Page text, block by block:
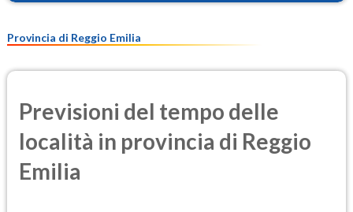
Provincia di Reggio Emilia
Previsioni del tempo delle
località in provincia di Reggio
Emilia